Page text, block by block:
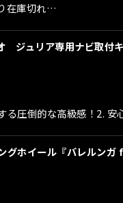
在庫切れ…
ジュリア専用ナビ取付キ
る圧倒的な高級感！2.
グホイール『バレルン